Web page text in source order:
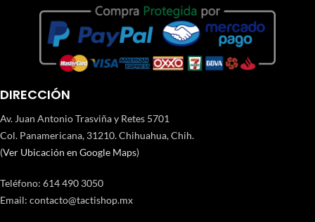
DIRECCIÓN
Av. Juan Antonio Trasviña y Retes 5701
Col. Panamericana, 31210. Chihuahua, Chih.
(Ver Ubicación en Google Maps)
Teléfono: 614 490 3050
Email: contacto@tactishop.mx